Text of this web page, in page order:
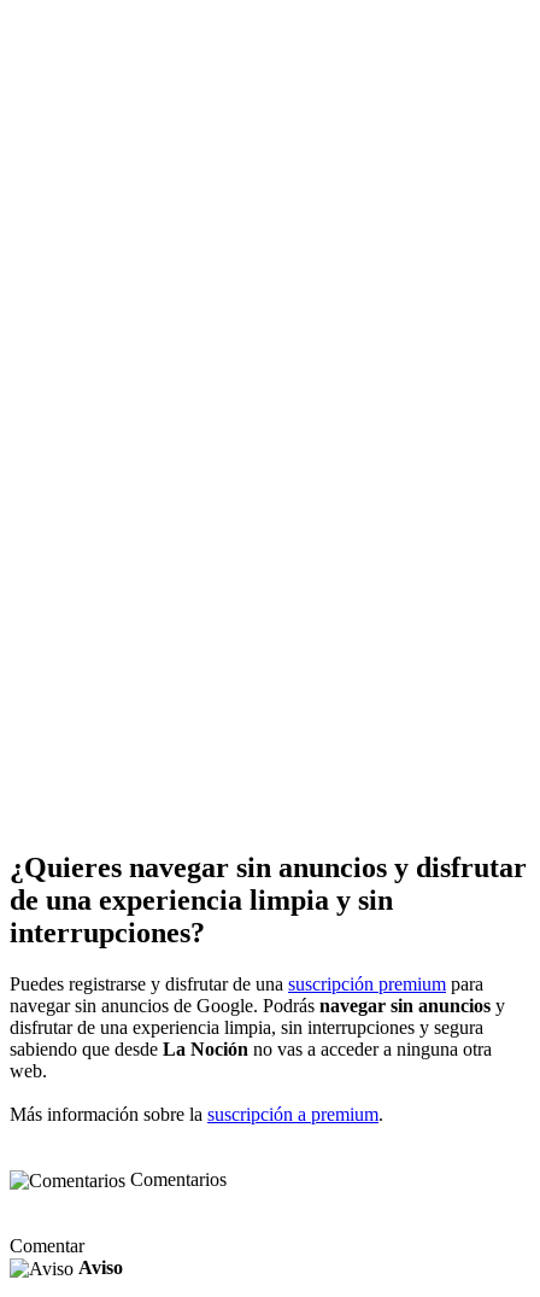
¿Quieres navegar sin anuncios y disfrutar
de una experiencia limpia y sin
interrupciones?
Puedes registrarse y disfrutar de una suscripción premium para
navegar sin anuncios de Google. Podrás navegar sin anuncios y
disfrutar de una experiencia limpia, sin interrupciones y segura
sabiendo que desde La Noción no vas a acceder a ninguna otra
web.
Más información sobre la suscripción a premium.
Comentarios
Comentar
Aviso